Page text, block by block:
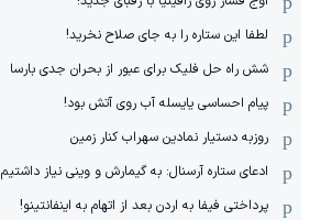
لطفا این ستاره را به جای صلاح نخرید!
شش راه حل فلیک برای عبور از بحران جدی بارسا
پیام احساسی یایسله آب روی آتش بود!
روزبه دستیار نمادین سهراب کنار زمین
ادعای ستاره آرسنال: به گیمارش و وینی نیاز داشتیم
پرداختی فیفا به اردن بعد از اتهام به اینفانتینو!